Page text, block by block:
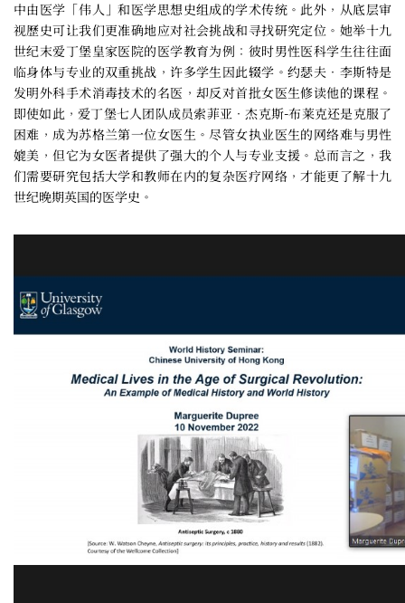
中由医学「伟人」和医学思想史组成的学术传统。此外，从底层审
视歷史可让我们更准确地应对社会挑战和寻找研究定位。她举十九
世纪末爱丁堡皇家医院的医学教育为例：彼时男性医科学生往往面
临身体与专业的双重挑战，许多学生因此辍学。约瑟夫‧李斯特是
发明外科手术消毒技术的名医，却反对首批女医生修读他的课程。
即使如此，爱丁堡七人团队成员索菲亚‧杰克斯-布莱克还是克服了
困难，成为苏格兰第一位女医生。尽管女执业医生的网络难与男性
媲美，但它为女医者提供了强大的个人与专业支援。总而言之，我
们需要研究包括大学和教师在内的复杂医疗网络，才能更了解十九
世纪晚期英国的医学史。